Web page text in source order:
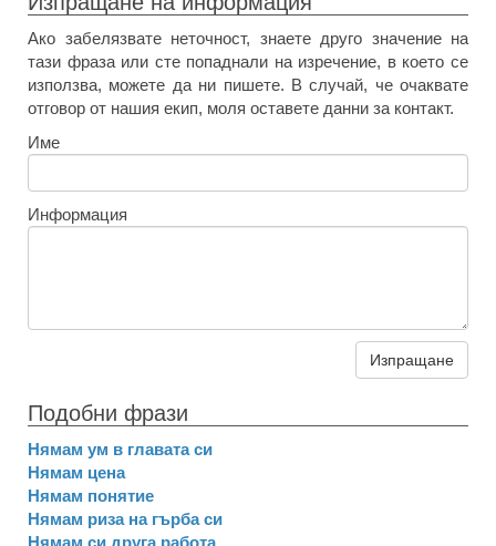
Ако забелязвате неточност, знаете друго значение на
тази фраза или сте попаднали на изречение, в което се
използва, можете да ни пишете. В случай, че очаквате
отговор от нашия екип, моля оставете данни за контакт.
Име
Информация
Изпращане
Подобни фрази
Нямам ум в главата си
Нямам цена
Нямам понятие
Нямам риза на гърба си
Нямам си друга работа